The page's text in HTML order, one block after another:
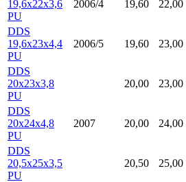
19,6x22x3,6
PU
2006/4 19,60 22,00
DDS
19,6x23x4,4
PU
2006/5 19,60 23,00
DDS
20x23x3,8
PU
20,00 23,00
DDS
20x24x4,8
PU
2007 20,00 24,00
DDS
20,5x25x3,5
PU
20,50 25,00